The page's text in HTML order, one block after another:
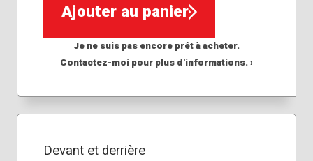
Ajouter au panier
Je ne suis pas encore prêt à acheter.
Contactez-moi pour plus d'informations. ›
Devant et derrière